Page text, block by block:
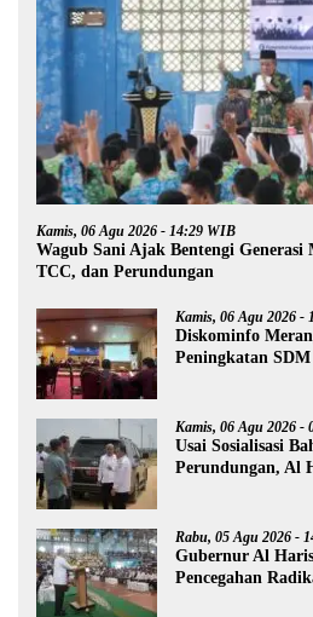
Kamis, 06 Agu 2026 - 14:29 WIB
Wagub Sani Ajak Bentengi
TCC, dan Perundungan
Kamis, 06 Agu 2026 -
Diskominfo
Peningkatan SDM
Kamis, 06 Agu 2026 -
Usai Sosialisasi
Perundungan, Al
Rabu, 05 Agu 2026 -
Gubernur Al
Pencegahan